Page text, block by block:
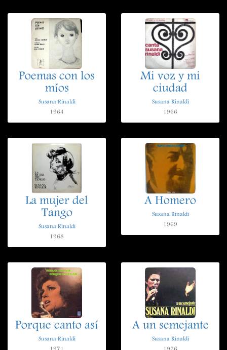
Poemas con los
míos
Susana Rinaldi
1964
Mi voz y mi
ciudad
Susana Rinaldi
1966
La mujer del
Tango
Susana Rinaldi
1968
A Homero
Susana Rinaldi
1969
Porque canto así
Susana Rinaldi
A un semejante
Susana Rinaldi